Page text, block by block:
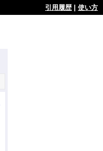
引用履歴
使い方